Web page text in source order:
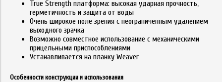
True Strength платформа: высокая ударная прочность,
герметичность и защита от воды
Очень широкое поле зрения с неограниченным удалением
выходного зрачка
Возможно совместное использование с механическими
прицельными приспособлениями
Устанавливается на планку Weaver
Особенности конструкции и использования